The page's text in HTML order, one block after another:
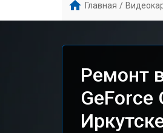
Главная /
Ремонт
GeForce